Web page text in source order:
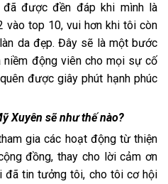
được đền đáp khi mình là
top 10, vui hơn khi tôi còn
da đẹp. Đây sẽ là một bước
động viên cho mọi sự cố
được giây phút hạnh phúc
Xuyên sẽ như thế nào?
gia các hoạt động từ thiện
đồng, thay cho lời cảm ơn
đã tin tưởng tôi, cho tôi cơ hội